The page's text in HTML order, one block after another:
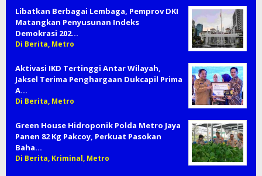
Libatkan Berbagai Lembaga, Pemprov DKI
Matangkan Penyusunan Indeks
Demokrasi 202…
Di Berita, Metro
Aktivasi IKD Tertinggi Antar Wilayah,
Jaksel Terima Penghargaan Dukcapil Prima
A…
Di Berita, Metro
Green House Hidroponik Polda Metro Jaya
Panen 82 Kg Pakcoy, Perkuat Pasokan
Baha…
Di Berita, Kriminal, Metro